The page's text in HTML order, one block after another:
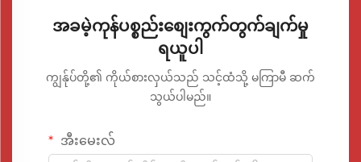
အခမဲ့ကုန်ပစ္စည်းစျေးကွက်တွက်ချက်မှု
ရယူပါ
ကျွန်ုပ်တို့၏ ကိုယ်စားလှယ်သည် သင့်ထံသို့ မကြာမီ ဆက်
သွယ်ပါမည်။
အီးမေးလ်